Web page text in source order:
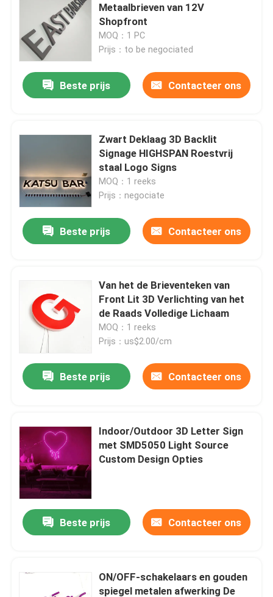
Metaalbrieven van 12V
Shopfront
MOQ：1 PC
Prijs：to be negociated
Beste prijs Contacteer ons
Zwart Deklaag 3D Backlit
Signage HIGHSPAN Roestvrij
staal Logo Signs
MOQ：1 reeks
Prijs：negociate
Beste prijs Contacteer ons
Van het de Brieventeken van
Front Lit 3D Verlichting van het
de Raads Volledige Lichaam
MOQ：1 reeks
Prijs：us$2.00/cm
Beste prijs Contacteer ons
Indoor/Outdoor 3D Letter Sign
met SMD5050 Light Source
Custom Design Opties
Beste prijs Contacteer ons
ON/OFF-schakelaars en gouden
spiegel metalen afwerking De